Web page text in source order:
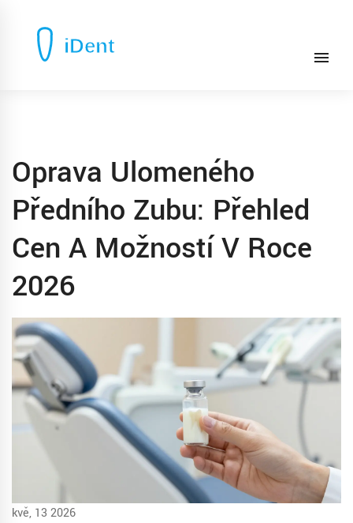
Oprava Ulomeného
Předního Zubu: Přehled
Cen A Možností V Roce
2026
kvě, 13 2026